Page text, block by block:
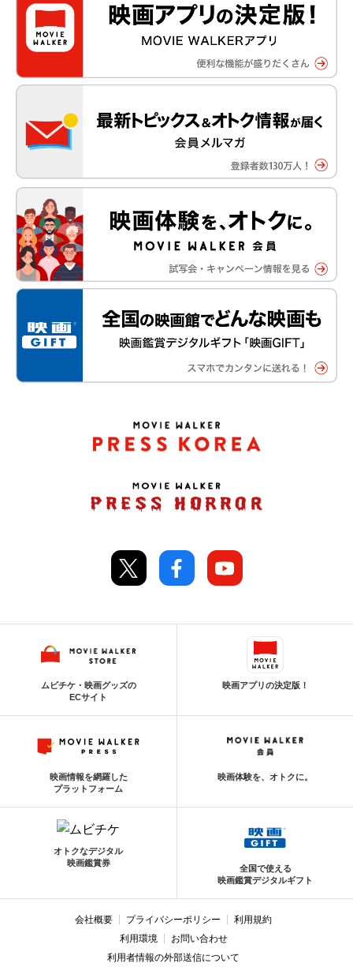
ムビチケ・映画グッズの
ECサイト
映画アプリの決定版！
映画情報を網羅した
プラットフォーム
映画体験を、オトクに。
オトクなデジタル
映画鑑賞券
全国で使える
映画鑑賞デジタルギフト
会社概要 プライバシーポリシー
利用規約
利用環境
お問い合わせ
利用者情報の外部送信について